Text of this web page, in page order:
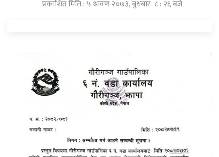
प्रकाशित मिति : ५ श्रावण २०७३, बुधबार ८ : २६ बजे